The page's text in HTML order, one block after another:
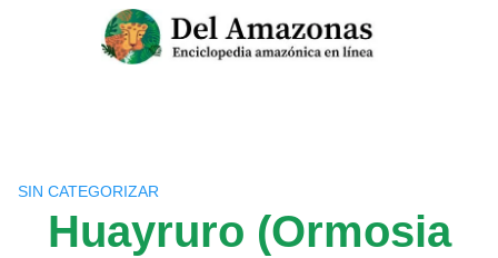
SIN CATEGORIZAR
Huayruro (Ormosia